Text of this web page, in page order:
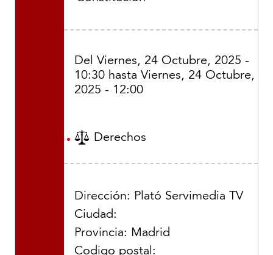
Del Viernes, 24 Octubre, 2025 -
10:30 hasta Viernes, 24 Octubre,
2025 - 12:00
Derechos
Dirección: Plató Servimedia TV
Ciudad:
Provincia: Madrid
Codigo postal: